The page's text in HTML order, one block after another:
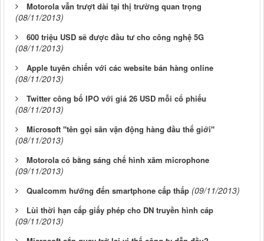
Motorola vẫn trượt dài tại thị trường quan trọng
(08/11/2013)
600 triệu USD sẽ được đầu tư cho công nghệ 5G
(08/11/2013)
Apple tuyên chiến với các website bán hàng online
(08/11/2013)
Twitter công bố IPO với giá 26 USD mỗi cổ phiếu
(08/11/2013)
Microsoft "tên gọi sân vận động hàng đầu thế giới"
(08/11/2013)
Motorola có bằng sáng chế hình xăm microphone
(09/11/2013)
Qualcomm hướng đến smartphone cấp thấp (09/11/2013)
Lùi thời hạn cấp giấy phép cho DN truyền hình cáp
(09/11/2013)